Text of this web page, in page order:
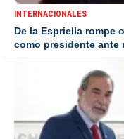
INTERNACIONALES
De la Espriella rompe
como presidente ante